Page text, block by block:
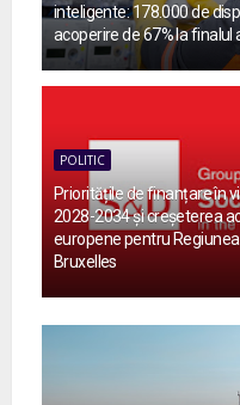
inteligente: 178.000 de
acoperire de 67% la finalul
POLITIC
Prioritățile de finanțare în
2028-2034 și creșeterea
europene pentru
Bruxelles